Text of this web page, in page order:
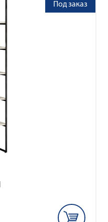
Под заказ